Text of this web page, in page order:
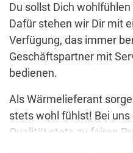
Du sollst Dich
Dafür stehen wir Dir mit
Verfügung, das immer
Geschäftspartner mit
bedienen.
Als Wärmelieferant
stets wohl fühlst! Bei
Qualität stets zu fairen